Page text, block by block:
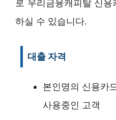
로 우리금융캐피탈 신
하실 수 있습니다.
대출 자격
본인명의 신용카
사용중인 고객